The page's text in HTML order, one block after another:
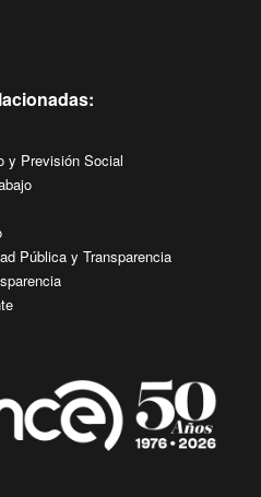
y Previsión Social
Pública y Transparencia